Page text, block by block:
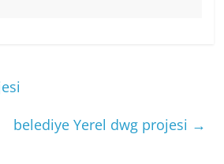
belediye Yerel dwg projesi →